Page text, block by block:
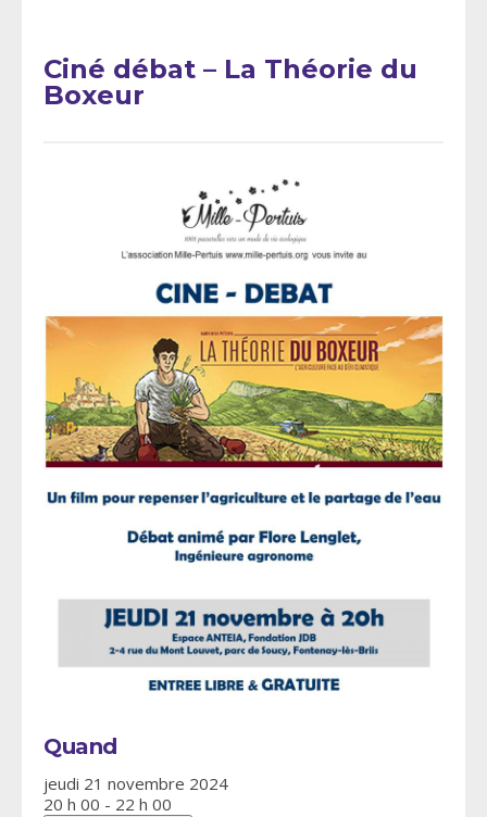
Ciné débat – La Théorie du
Boxeur
Quand
jeudi 21 novembre 2024
20 h 00 - 22 h 00